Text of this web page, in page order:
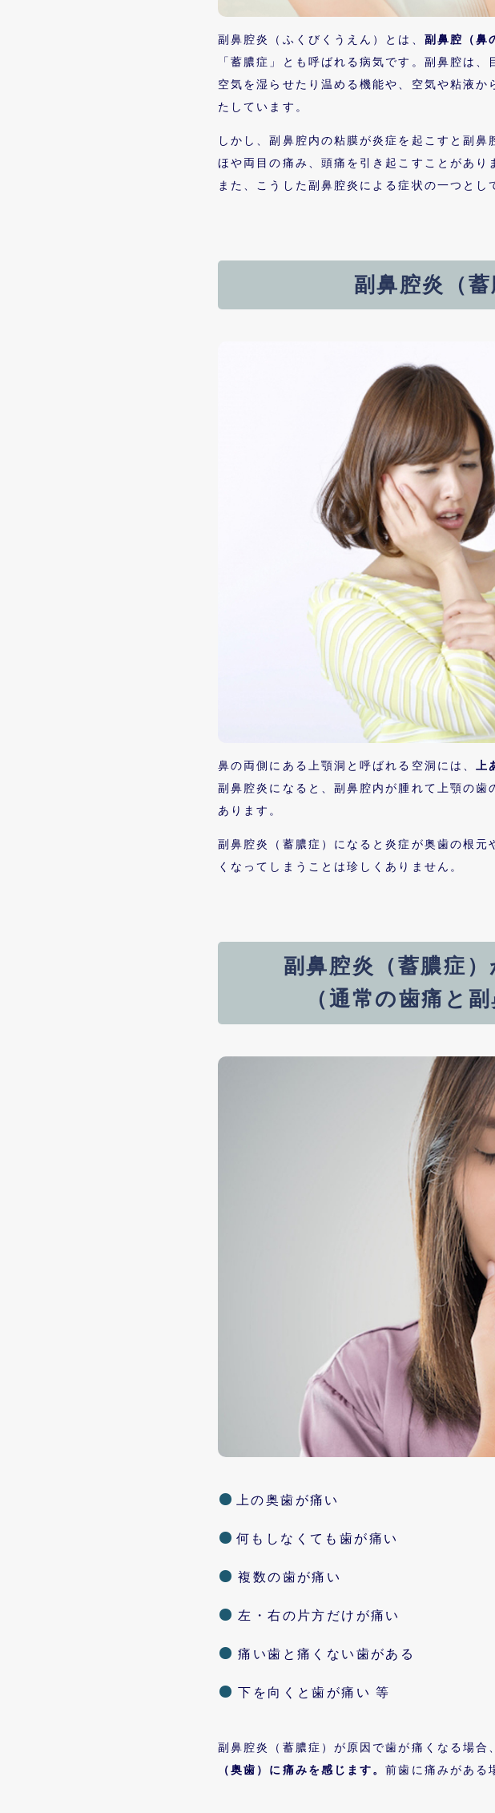
副鼻腔炎（ふくびくうえん）とは、 副鼻腔（鼻
「蓄膿症」とも呼ばれる病気です。副鼻腔は
空気を湿らせたり温める機能や、空気や粘液
たしています。
しかし、副鼻腔内の粘膜が炎症を起こすと副
ほや両目の痛み、頭痛を引き起こすことがあり
また、こうした副鼻腔炎による症状の一つと
副鼻腔炎（
鼻の両側にある上顎洞と呼ばれる空洞には、
副鼻腔炎になると、副鼻腔内が腫れて上顎の
あります。
副鼻腔炎（蓄膿症）になると炎症が奥歯の根
くなってしまうことは珍しくありません。
副鼻腔炎（蓄膿症
（通常の歯痛と
上の奥歯が痛い
何もしなくても歯が痛い
︎複数の歯が痛い
︎左・右の片方だけが痛い
︎痛い歯と痛くない歯がある
︎下を向くと歯が痛い 等
副鼻腔炎（蓄膿症）が原因で歯が痛くなる場合
（奥歯）に痛みを感じます。前歯に痛みがある